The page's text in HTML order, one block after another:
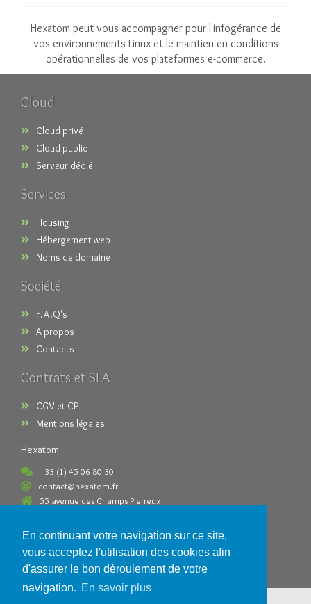
En continuant votre navigation sur ce site,
vous acceptez l'utilisation des cookies afin
d'assurer le bon déroulement de votre
navigation. En savoir plus
Hexatom peut vous accompagner pour l'infogérance de
vos environnements Linux et le maintien en conditions
opérationnelles de vos plateformes e-commerce.
Cloud
Cloud privé
Cloud public
Serveur dédié
Services
Housing
Hébergement web
Noms de domaine
Société
F.A.Q's
A propos
Contacts
Contrats et SLA
CGV et CP
Mentions légales
Hexatom
+33 (1) 45 06 80 30
contact@hexatom.fr
55 avenue des Champs Pierreux
Paiements acceptés